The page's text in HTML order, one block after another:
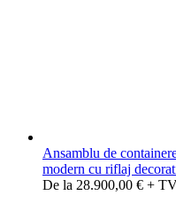
Ansamblu de
modern cu riflaj
De la 28.900,00 € +